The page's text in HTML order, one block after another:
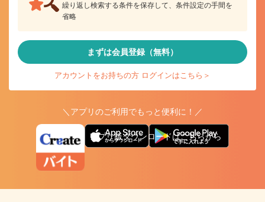
繰り返し検索する条件を保存して、条件設定の手間を
省略
まずは会員登録（無料）
アカウントをお持ちの方 ログインはこちら＞
＼アプリのご利用でもっと便利に！／
アプリ版ダウンロードはこちらから